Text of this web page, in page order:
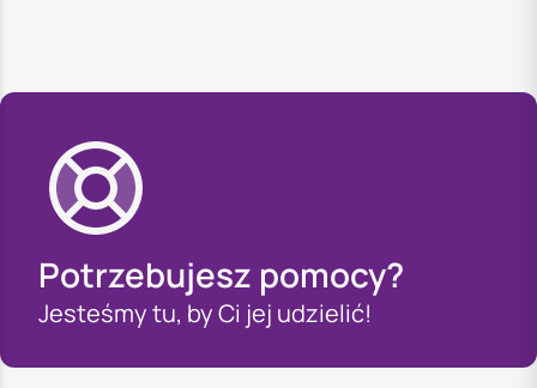
Potrzebujesz pomocy?
Jesteśmy tu, by Ci jej udzielić!